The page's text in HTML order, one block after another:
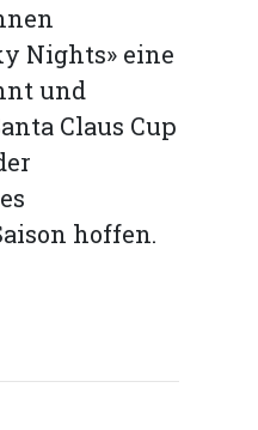
Nights» eine
und
Claus Cup
hoffen.